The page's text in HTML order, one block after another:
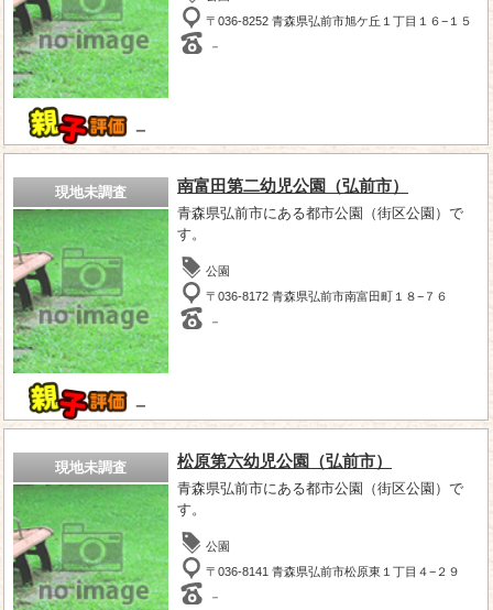
－
〒036-8252 青森県弘前市旭ケ丘１丁目１６−１５
－
現地未調査
－
南富田第二幼児公園（弘前市）
青森県弘前市にある都市公園（街区公園）で
す。
公園
〒036-8172 青森県弘前市南富田町１８−７６
－
現地未調査 松原第六幼児公園（弘前市）
青森県弘前市にある都市公園（街区公園）で
す。
公園
〒036-8141 青森県弘前市松原東１丁目４−２９
－